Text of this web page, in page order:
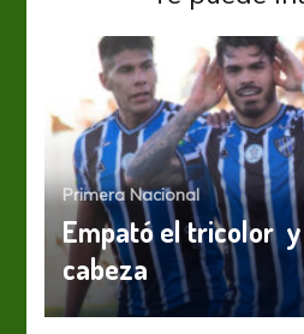
Primera Nacional
Empató el tricolor
cabeza